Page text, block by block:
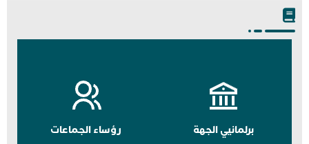
برلمانيي الجهة رؤساء الجماعات